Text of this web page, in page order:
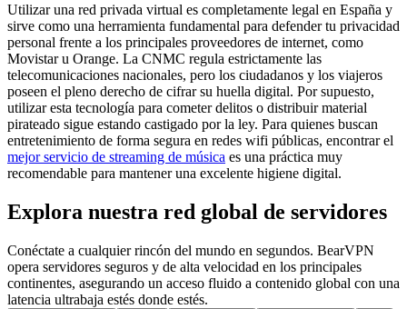
Utilizar una red privada virtual es completamente legal en España y
sirve como una herramienta fundamental para defender tu privacidad
personal frente a los principales proveedores de internet, como
Movistar u Orange. La CNMC regula estrictamente las
telecomunicaciones nacionales, pero los ciudadanos y los viajeros
poseen el pleno derecho de cifrar su huella digital. Por supuesto,
utilizar esta tecnología para cometer delitos o distribuir material
pirateado sigue estando castigado por la ley. Para quienes buscan
entretenimiento de forma segura en redes wifi públicas, encontrar el
mejor servicio de streaming de música es una práctica muy
recomendable para mantener una excelente higiene digital.
Explora nuestra red global de servidores
Conéctate a cualquier rincón del mundo en segundos. BearVPN
opera servidores seguros y de alta velocidad en los principales
continentes, asegurando un acceso fluido a contenido global con una
latencia ultrabaja estés donde estés.